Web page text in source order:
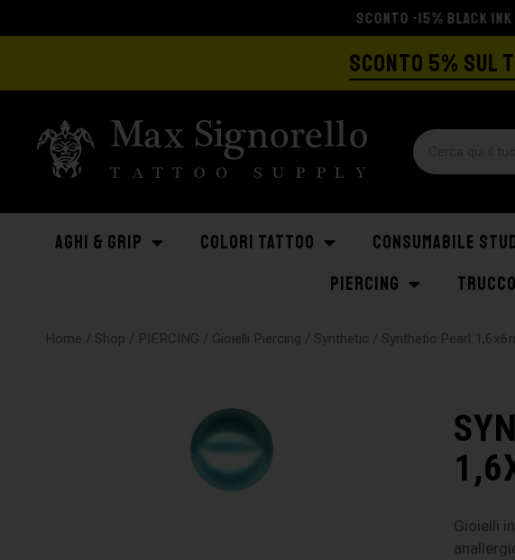
SCONTO 5% SUL
AGHI & GRIP COLORI TATTOO CONSUMABILE
PIERCING
Home / Shop / PIERCING / Gioielli Piercing / Synthetic / Synthetic Pearl
Gioielli